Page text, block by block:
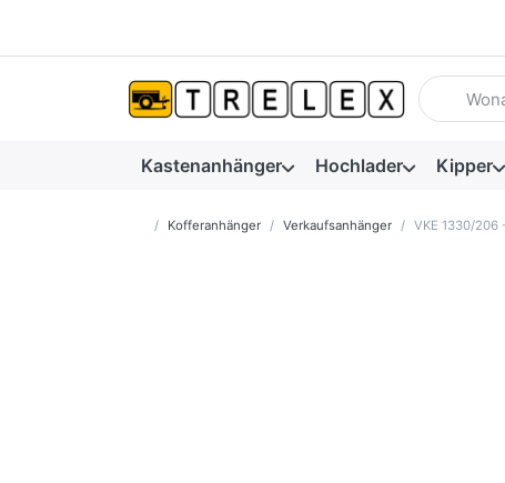
Geben
Kastenanhänger Hochlader Kipper
Startseite
Kofferanhänger Verkaufsanhänger VKE 1330/206